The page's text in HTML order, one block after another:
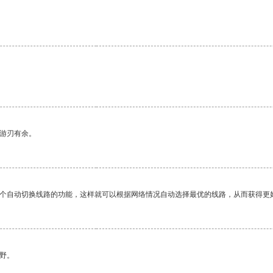
刃有余。
动切换线路的功能，这样就可以根据网络情况自动选择最优的线路，从而获得更
。